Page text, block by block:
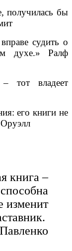
получилась бы
судить о
духе.» Ралф
тот владеет
его книги не
книга –
изменит